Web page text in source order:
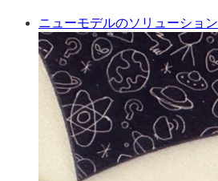
ニューモデルのソリューション